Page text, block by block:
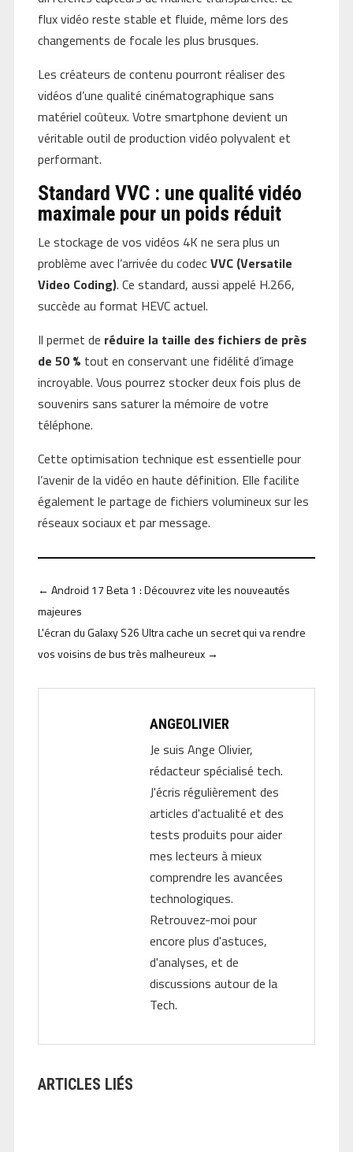
flux vidéo reste stable et fluide, même lors des
changements de focale les plus brusques.
Les créateurs de contenu pourront réaliser des
vidéos d’une qualité cinématographique sans
matériel coûteux. Votre smartphone devient un
véritable outil de production vidéo polyvalent et
performant.
Standard VVC : une qualité vidéo
maximale pour un poids réduit
Le stockage de vos vidéos 4K ne sera plus un
problème avec l’arrivée du codecVVC (Versatile
Video Coding). Ce standard, aussi appelé H.266,
succède au format HEVC actuel.
Il permet de réduire la taille des fichiers de près
de 50 % tout en conservant une fidélité d’image
incroyable. Vous pourrez stocker deux fois plus de
souvenirs sans saturer la mémoire de votre
téléphone.
Cette optimisation technique est essentielle pour
l’avenir de la vidéo en haute définition. Elle facilite
également le partage de fichiers volumineux sur les
réseaux sociaux et par message.
← Android 17 Beta 1 : Découvrez vite les nouveautés
majeures
L'écran du Galaxy S26 Ultra cache un secret qui va rendre
vos voisins de bus très malheureux→
ANGEOLIVIER
Je suis Ange Olivier,
rédacteur spécialisé tech.
J'écris régulièrement des
articles d'actualité et des
tests produits pour aider
mes lecteurs à mieux
comprendre les avancées
technologiques.
Retrouvez-moi pour
encore plus d'astuces,
d'analyses, et de
discussions autour de la
Tech.
ARTICLES LIÉS